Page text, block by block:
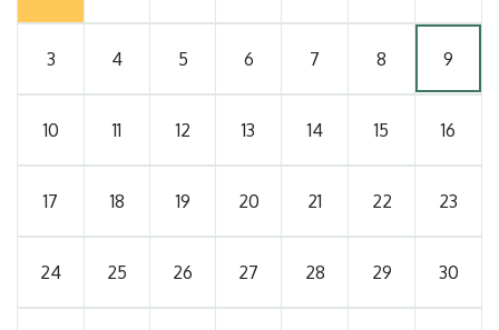
3 4 5 6 7 8 9
10 11 12 13 14 15 16
17 18 19 20 21 22 23
24 25 26 27 28 29 30